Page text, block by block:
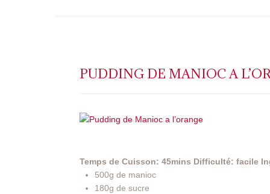
PUDDING DE MANIOC A
Temps de Cuisson: 45mins Difficulté: facile
500g de manioc
180g de sucre